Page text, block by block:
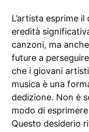
L’artista esprime
eredità
canzoni, ma
future a
che i giovani
musica è una
dedizione. Non è
modo di
Questo desiderio